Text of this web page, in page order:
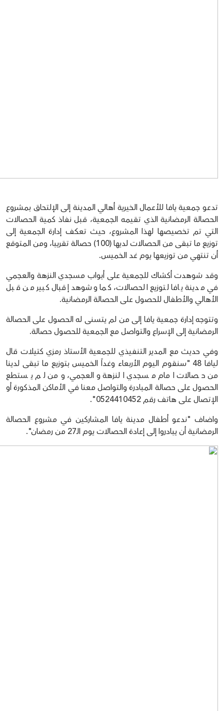
تدعو جمعية يافا للأعمال الخيرية أهالي المدينة إلى الإلتحاق بمشروع
الحصالة الرمضانية الذي تقيمه الجمعية، قبل نفاذ كمية الحصالات
التي تم تخصيصها لهذا المشروع، حيث تعكف إدارة الجمعية إلى
توزيع ما تبقى من الحصالات لديها (100) حصالة تقريبا، ومن المتوقع
أن تنتهي من توزيعها يوم غد الخميس.
وقد شوهدت أكشاك للجمعية على أبواب مسجدي النزهة والعجمي
في مدينة يافا لتوزيع الحصالات، كما وشوهد إقبال كبير من قبل
الأهالي والأطفال للحصول على الحصالة الرمضانية.
وتتوجه إدارة جمعية يافا إلى من لم يتسنى له الحصول على الحصالة
الرمضانية إلى الإسراع والتواصل مع الجمعية للحصول حصالة.
وفي حديث مع المدير التنفيذي للجمعية الأستاذ رمزي كتيلات قال
ليافا 48 "سنقوم اليوم الأربعاء وغداً الخميس بتوزيع ما تبقى لدينا
من حصالات امام مسجدي النزهة والعجمي، ومن لم يستطع
الحصول على حصالة المبادرة والتواصل معنا في الأماكن المذكورة أو
الإتصال على هاتف رقم 0524410452".
واضاف "ندعو أطفال مدينة يافا المشاركين في مشروع الحصالة
الرمضانية أن يبادروا إلى إعادة الحصالات يوم الـ27 من رمضان".